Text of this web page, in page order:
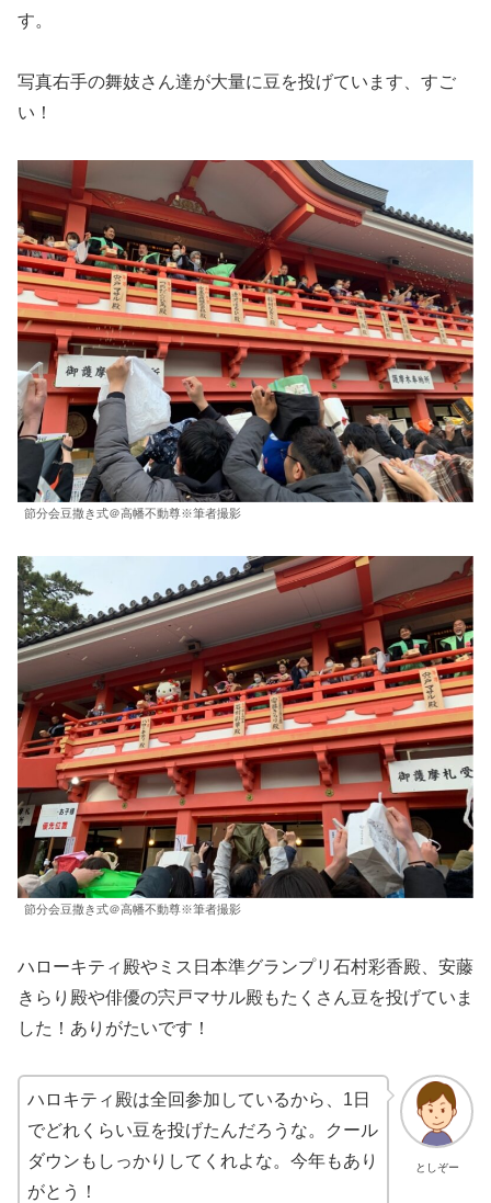
す。
写真右手の舞妓さん達が大量に豆を投げています、すご
い！
節分会豆撒き式＠高幡不動尊※筆者撮影
節分会豆撒き式＠高幡不動尊※筆者撮影
ハローキティ殿やミス日本準グランプリ石村彩香殿、安藤
きらり殿や俳優の宍戸マサル殿もたくさん豆を投げていま
した！ありがたいです！
としぞー
ハロキティ殿は全回参加しているから、1日
でどれくらい豆を投げたんだろうな。クール
ダウンもしっかりしてくれよな。今年もあり
がとう！